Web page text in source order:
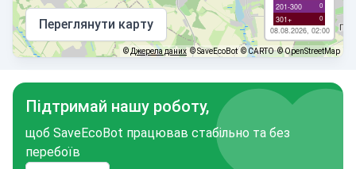
201-300 0
301+ 0
08.08.2026, 02:00
Переглянути карту
© Джерела даних © SaveEcoBot © CARTO © OpenStreetMap
Підтримай нашу роботу,
щоб SaveEcoBot працював стабільно та без
перебоїв